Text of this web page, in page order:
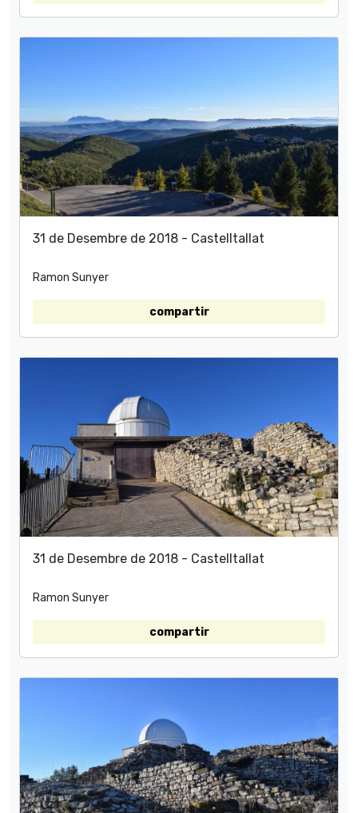
31 de Desembre de 2018 - Castelltallat
Ramon Sunyer
compartir
31 de Desembre de 2018 - Castelltallat
Ramon Sunyer
compartir